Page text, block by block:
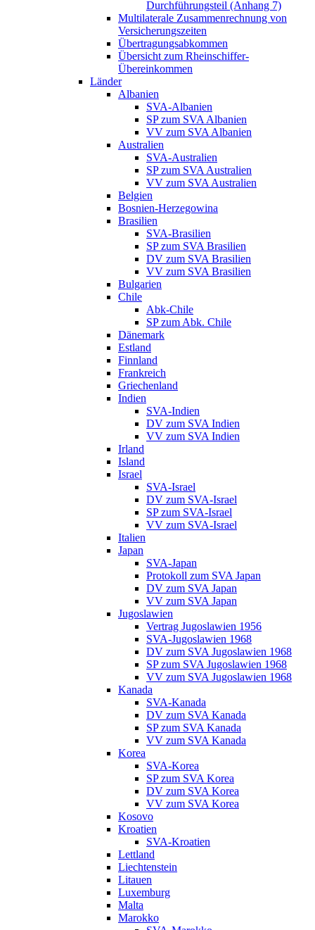
Durchführungsteil (Anhang 7)
Multilaterale Zusammenrechnung von
Versicherungszeiten
Übertragungsabkommen
Übersicht zum Rheinschiffer-
Übereinkommen
Länder
Albanien
SVA-Albanien
SP zum SVA Albanien
VV zum SVA Albanien
Australien
SVA-Australien
SP zum SVA Australien
VV zum SVA Australien
Belgien
Bosnien-Herzegowina
Brasilien
SVA-Brasilien
SP zum SVA Brasilien
DV zum SVA Brasilien
VV zum SVA Brasilien
Bulgarien
Chile
Abk-Chile
SP zum Abk. Chile
Dänemark
Estland
Finnland
Frankreich
Griechenland
Indien
SVA-Indien
DV zum SVA Indien
VV zum SVA Indien
Irland
Island
Israel
SVA-Israel
DV zum SVA-Israel
SP zum SVA-Israel
VV zum SVA-Israel
Italien
Japan
SVA-Japan
Protokoll zum SVA Japan
DV zum SVA Japan
VV zum SVA Japan
Jugoslawien
Vertrag Jugoslawien 1956
SVA-Jugoslawien 1968
DV zum SVA Jugoslawien 1968
SP zum SVA Jugoslawien 1968
VV zum SVA Jugoslawien 1968
Kanada
SVA-Kanada
DV zum SVA Kanada
SP zum SVA Kanada
VV zum SVA Kanada
Korea
SVA-Korea
SP zum SVA Korea
DV zum SVA Korea
VV zum SVA Korea
Kosovo
Kroatien
SVA-Kroatien
Lettland
Liechtenstein
Litauen
Luxemburg
Malta
Marokko